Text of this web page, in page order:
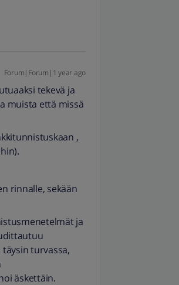
Forum|Forum|1 year ago
tekevä ja
muista että missä
,
rinnalle, sekään
ja
turvassa,
äskettäin.